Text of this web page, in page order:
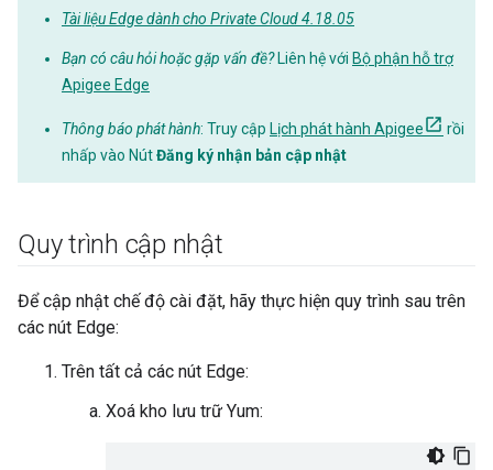
Tài liệu Edge dành cho Private Cloud 4.18.05
Bạn có câu hỏi hoặc gặp vấn đề?Liên hệ với Bộ phận hỗ trợ
Apigee Edge
Thông báo phát hành: Truy cập Lịch phát hành Apigee
rồi
nhấp vào NútĐăng ký nhận bản cập nhật
Quy trình cập nhật
Để cập nhật chế độ cài đặt, hãy thực hiện quy trình sau trên
các nút Edge:
Trên tất cả các nút Edge:
Xoá kho lưu trữ Yum: